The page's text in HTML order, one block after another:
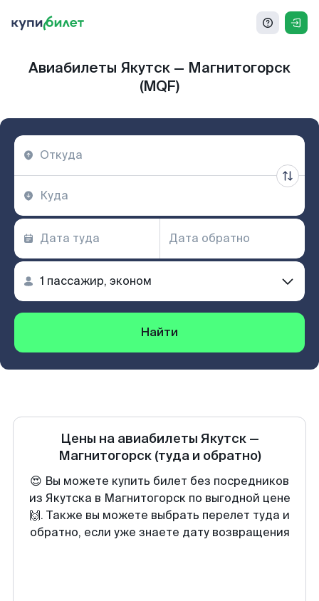
Авиабилеты Якутск — Магнитогорск
(MQF)
Найти
Цены на авиабилеты Якутск—
Магнитогорск (туда и обратно)
😍 Вы можете купить билет без посредников
из Якутска в Магнитогорск по выгодной цене
🙌. Также вы можете выбрать перелет туда и
обратно, если уже знаете дату возвращения